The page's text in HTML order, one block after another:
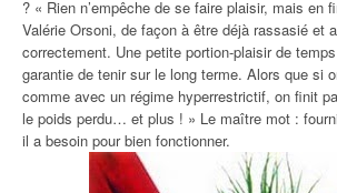
? « Rien n’empêche de se faire plaisir, mais en
Valérie Orsoni, de façon à être déjà rassasié et
correctement. Une petite portion-plaisir de
garantie de tenir sur le long terme. Alors que si
comme avec un régime hyperrestrictif, on finit
le poids perdu… et plus ! » Le maître mot :
il a besoin pour bien fonctionner.